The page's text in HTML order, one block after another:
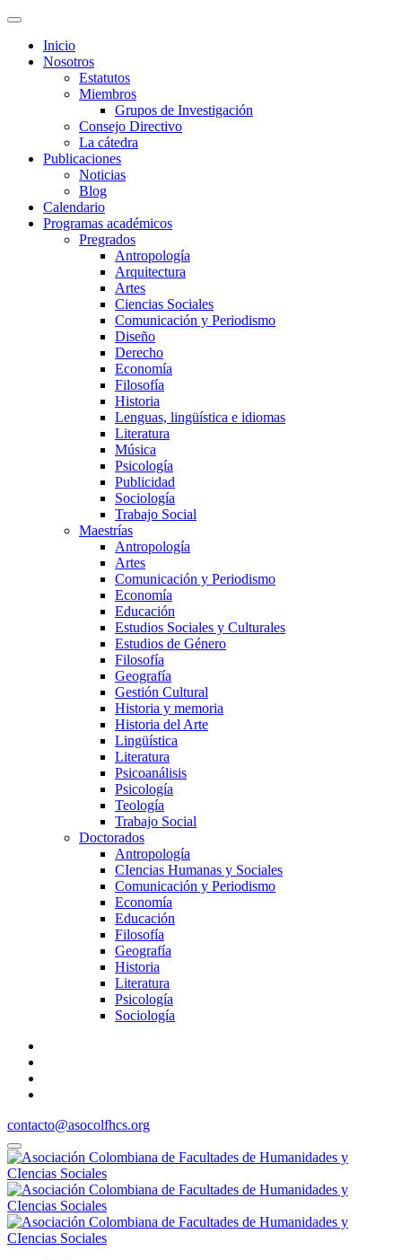
Inicio
Nosotros
Estatutos
Miembros
Grupos de Investigación
Consejo Directivo
La cátedra
Publicaciones
Noticias
Blog
Calendario
Programas académicos
Pregrados
Antropología
Arquitectura
Artes
Ciencias Sociales
Comunicación y Periodismo
Diseño
Derecho
Economía
Filosofía
Historia
Lenguas, lingüística e idiomas
Literatura
Música
Psicología
Publicidad
Sociología
Trabajo Social
Maestrías
Antropología
Artes
Comunicación y Periodismo
Economía
Educación
Estudios Sociales y Culturales
Estudios de Género
Filosofía
Geografía
Gestión Cultural
Historia y memoria
Historia del Arte
Lingüística
Literatura
Psicoanálisis
Psicología
Teología
Trabajo Social
Doctorados
Antropología
CIencias Humanas y Sociales
Comunicación y Periodismo
Economía
Educación
Filosofía
Geografía
Historia
Literatura
Psicología
Sociología
contacto@asocolfhcs.org